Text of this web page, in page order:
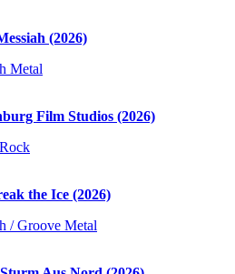
(2026)
Metal
Film Studios (2026)
the Ice (2026)
/ Groove Metal